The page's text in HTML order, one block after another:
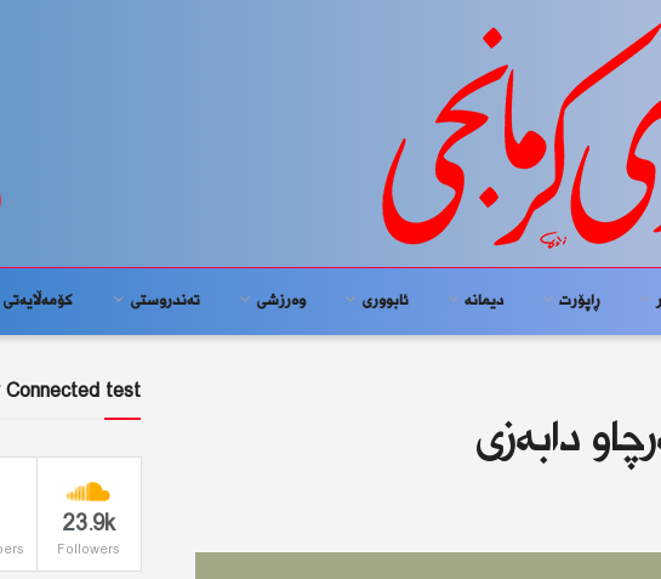
ڕاپۆرت دیمانە ئابوورى وەرزشی تەندروستى كۆمه‌ڵايه‌تى
دابەزی
Connected test
23.9k
Followers